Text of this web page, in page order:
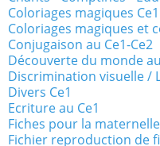
Coloriages magiques Ce1
Coloriages magiques et
Conjugaison au Ce1-Ce2
Découverte du monde
Discrimination visuelle /
Divers Ce1
Ecriture au Ce1
Fiches pour la maternelle
Fichier reproduction de